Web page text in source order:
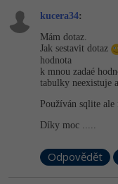
Spring
ASP.NET
Django
Best
MySQL/
SQLite
Tester
Grafik /
3D grafik
Swift
Kotlin -80%
C -80%
VB.NET
SQL
kucera34:
Mám dotaz.
Jak sestavit dotaz
hodnota
k mnou zadaé
tabulky neexistuje
Používán sqlite
Díky moc .....
Odpovědět